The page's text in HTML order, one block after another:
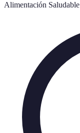
Alimentación Saludable